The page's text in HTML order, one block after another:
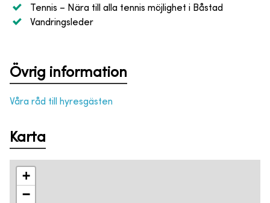
Tennis – Nära till alla tennis möjlighet i Båstad
Vandringsleder
Övrig information
Våra råd till hyresgästen
Karta
+
−